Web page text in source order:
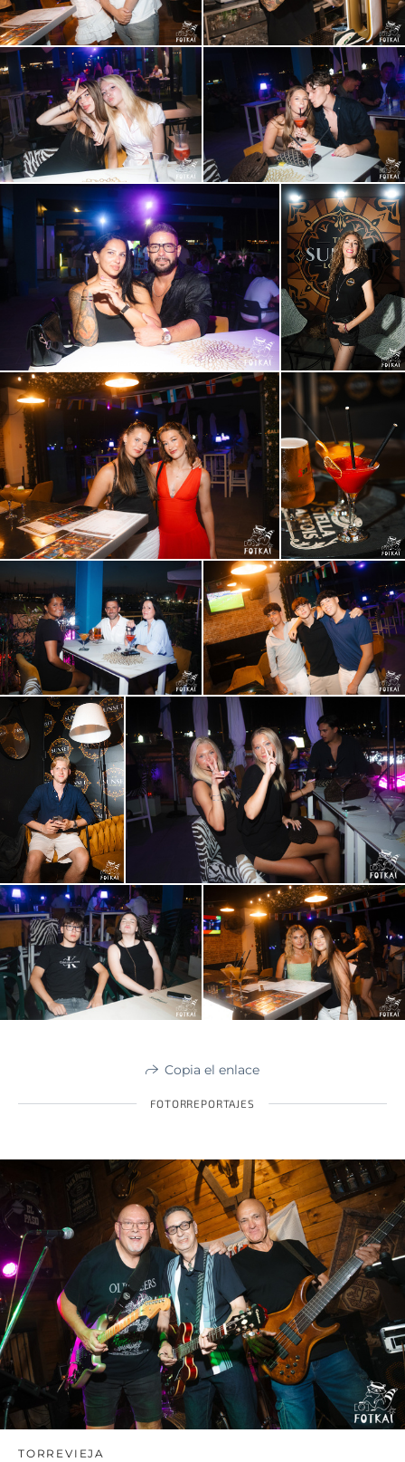
Copia el enlace
FOTORREPORTAJES
TORREVIEJA